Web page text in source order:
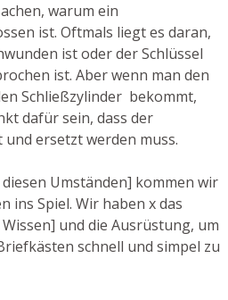
warum ein
ist. Oftmals liegt es daran,
ist oder der Schlüssel
ist. Aber wenn man den
Schließzylinder bekommt,
dafür sein, dass der
ersetzt werden muss.
Umständen] kommen wir
ins Spiel. Wir haben x das
und die Ausrüstung, um
schnell und simpel zu